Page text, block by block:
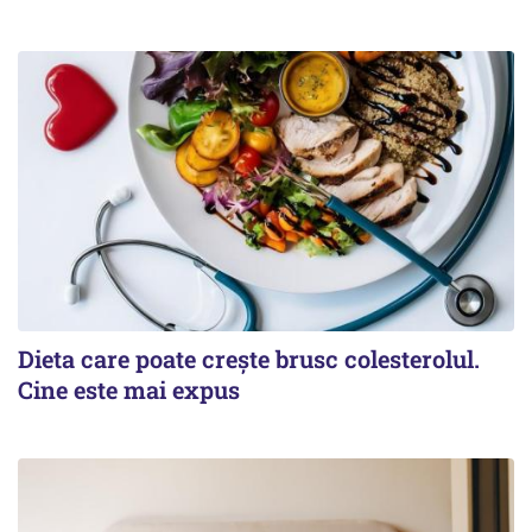
Dieta care poate crește brusc colesterolul.
Cine este mai expus